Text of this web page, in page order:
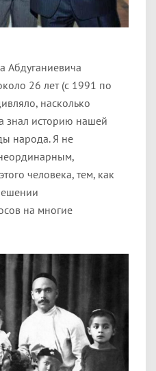
Абдуганиевича
26 лет (с 1991 по
насколько
знал историю нашей
народа. Я не
человека, тем, как
на многие